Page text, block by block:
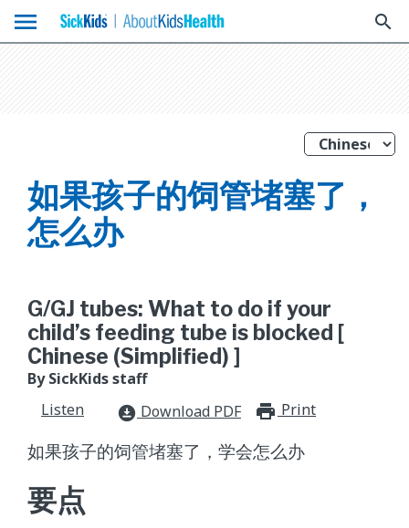
menu search
如果孩子的饲管堵塞了，
怎么办
G/GJ tubes: What to do if your
child’s feeding tube is blocked [
Chinese (Simplified) ]
By SickKids staff
Listen
download_for_offline Download PDF Print
如果孩子的饲管堵塞了，学会怎么办
要点